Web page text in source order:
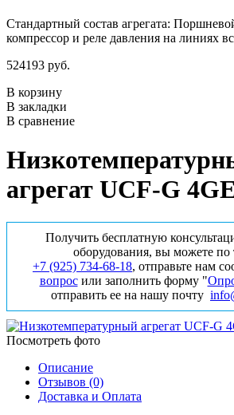
Стандартный состав агрегата:
компрессор и реле давления на линиях
524193 руб.
В корзину
В закладки
В сравнение
агрегат UCF-G
Получить бесплатную
оборудования, вы можете по
+7 (925) 734‑68‑18, отправьте нам
вопросили заполнить форму "
отправить ее на нашу почту
Посмотреть фото
Описание
Отзывов (0)
Доставка и Оплата